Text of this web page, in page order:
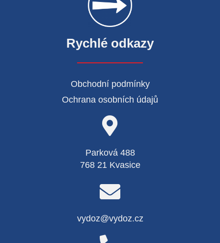
Rychlé odkazy
Obchodní podmínky
Ochrana osobních údajů
Parková 488
768 21 Kvasice
vydoz@vydoz.cz